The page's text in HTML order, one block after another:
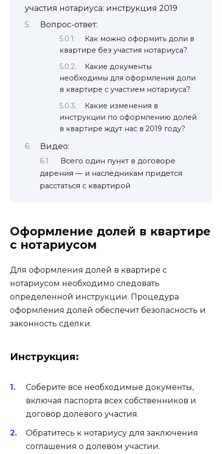
участия нотариуса: инструкция 2019
Вопрос-ответ:
Как можно оформить доли в
квартире без участия нотариуса?
Какие документы
необходимы для оформления доли
в квартире с участием нотариуса?
Какие изменения в
инструкции по оформлению долей
в квартире ждут нас в 2019 году?
Видео:
Всего один пункт в договоре
дарения — и наследникам придется
расстаться с квартирой
Оформление долей в квартире
с нотариусом
Для оформления долей в квартире с
нотариусом необходимо следовать
определенной инструкции. Процедура
оформления долей обеспечит безопасность и
законность сделки.
Инструкция:
Соберите все необходимые документы,
включая паспорта всех собственников и
договор долевого участия.
Обратитесь к нотариусу для заключения
соглашения о долевом участии.